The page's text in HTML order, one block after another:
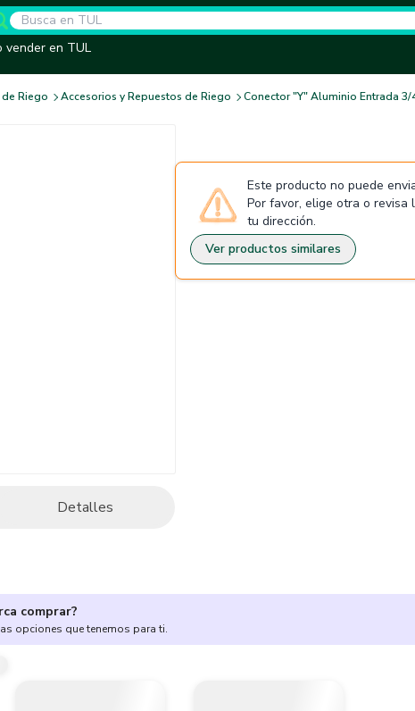
vender en TUL
de Riego Accesorios y Repuestos de Riego Conector "Y" Aluminio Entrada 3/
Detalles
Este producto no puede
Por favor, elige otra o revisa
tu dirección.
Ver productos similares
comprar?
opciones que tenemos para ti.